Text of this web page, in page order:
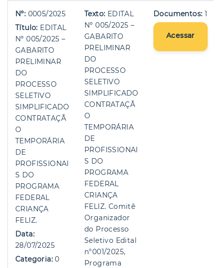
Nº: 0005/2025
Título: EDITAL
Nº 005/2025 –
GABARITO
PRELIMINAR
DO
PROCESSO
SELETIVO
SIMPLIFICADO
CONTRATAÇÃ
O
TEMPORÁRIA
DE
PROFISSIONAI
S DO
PROGRAMA
FEDERAL
CRIANÇA
FELIZ.
Data:
28/07/2025
Categoria:0
Texto: EDITAL
Nº 005/2025 –
GABARITO
PRELIMINAR
DO
PROCESSO
SELETIVO
SIMPLIFICADO
CONTRATAÇÃ
O
TEMPORÁRIA
DE
PROFISSIONAI
S DO
PROGRAMA
FEDERAL
CRIANÇA
FELIZ. Comitê
Organizador
do Processo
Seletivo Edital
n°001/2025,
Programa
Documentos: 1
Acessar